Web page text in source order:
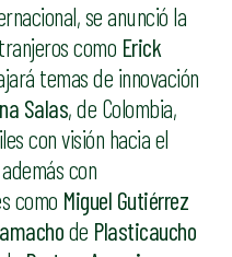
se anunció la
como Erick
temas de innovación
Salas, de Colombia,
con visión hacia el
con
como Miguel Gutiérrez
de Plasticaucho